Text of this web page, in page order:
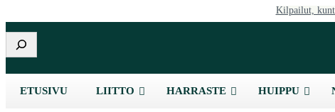
Kilpailut,
Etsi
ETUSIVU LIITTO HARRASTE HUIPPU